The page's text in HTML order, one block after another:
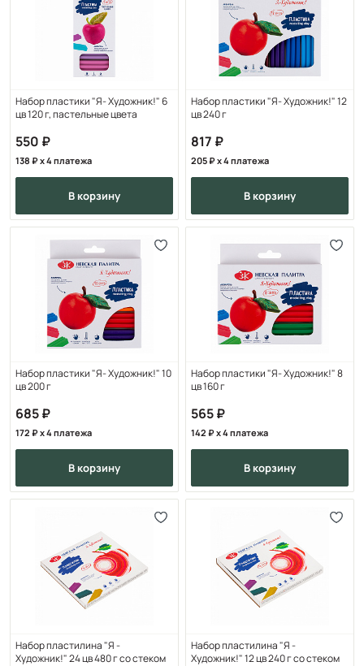
Набор пластики "Я- Художник!" 6
цв 120 г, пастельные цвета
550
138 x 4 платежа
в корзину
Набор пластики "Я- Художник!" 12
цв 240 г
817
205 x 4 платежа
в корзину
Набор пластики "Я- Художник!" 10
цв 200 г
685
172 x 4 платежа
в корзину
Набор пластики "Я- Художник!" 8
цв 160 г
565
142 x 4 платежа
в корзину
Набор пластилина "Я -
Художник!" 24 цв 480 г со стеком
Набор пластилина "Я -
Художник!" 12 цв 240 г со стеком